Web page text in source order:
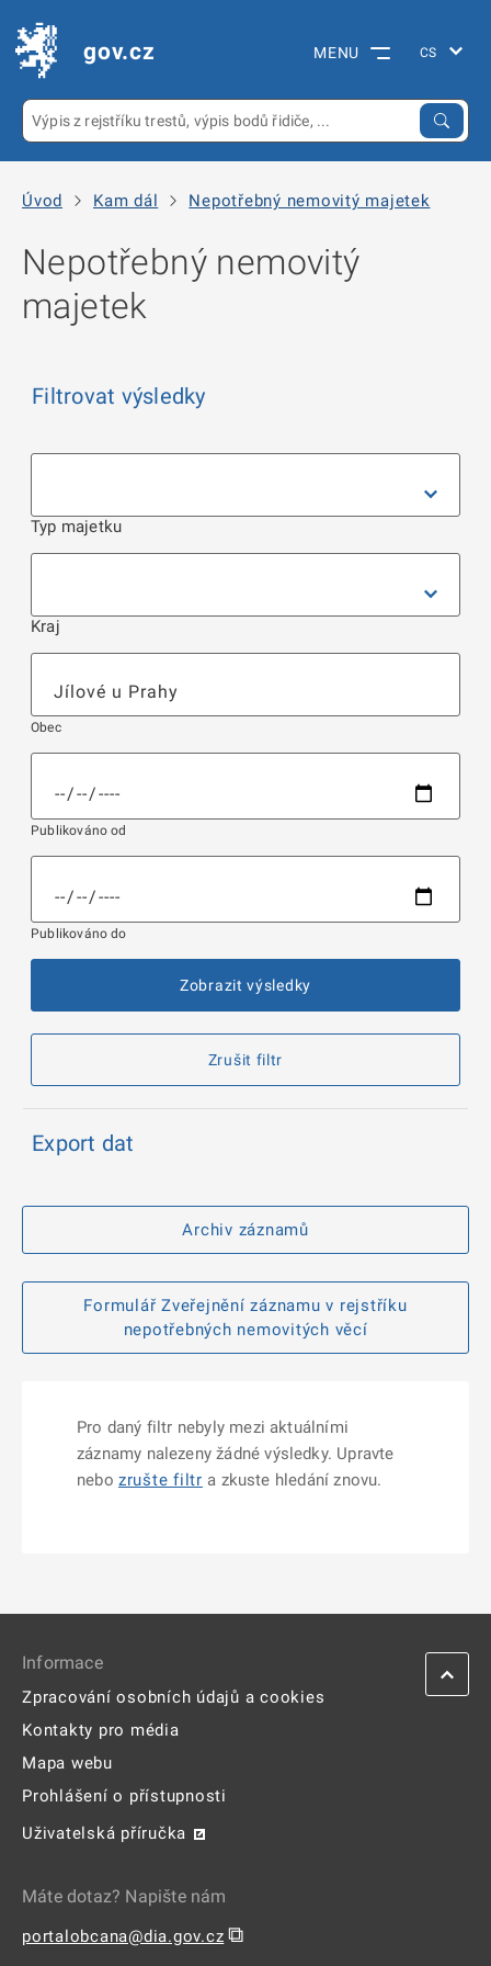
gov.cz MENU
Úvod Kam dál Nepotřebný nemovitý majetek
Nepotřebný nemovitý
majetek
Filtrovat výsledky
Typ majetku
Kraj
Obec
Publikováno od
Publikováno do
Zobrazit výsledky
Zrušit filtr
Export dat
Archiv záznamů
Formulář Zveřejnění záznamu v rejstříku
nepotřebných nemovitých věcí
Pro daný filtr nebyly mezi aktuálními
záznamy nalezeny žádné výsledky. Upravte
nebo zrušte filtr a zkuste hledání znovu.
Informace
Zpracování osobních údajů a cookies
Kontakty pro média
Mapa webu
Prohlášení o přístupnosti
Uživatelská příručka
Máte dotaz? Napište nám
portalobcana@dia.gov.cz ⧉